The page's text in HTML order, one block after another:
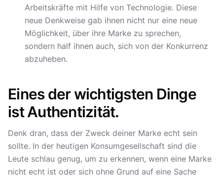
Arbeitskräfte mit Hilfe von Technologie. Diese
neue Denkweise gab ihnen nicht nur eine neue
Möglichkeit, über ihre Marke zu sprechen,
sondern half ihnen auch, sich von der Konkurrenz
abzuheben.
Eines der wichtigsten Dinge
ist Authentizität.
Denk dran, dass der Zweck deiner Marke echt sein
sollte. In der heutigen Konsumgesellschaft sind die
Leute schlau genug, um zu erkennen, wenn eine Marke
nicht echt ist oder sich ohne Grund auf eine Sache